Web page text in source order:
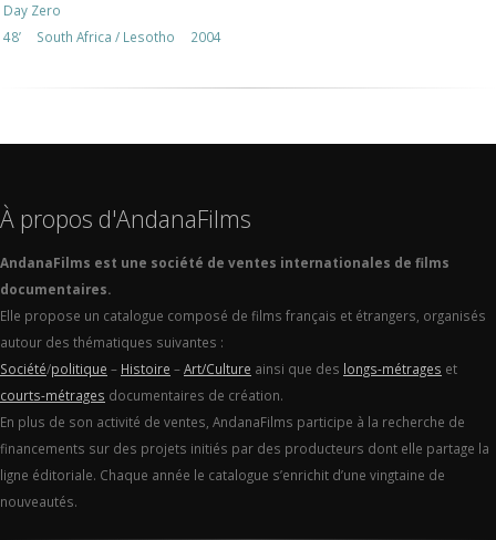
Day Zero
48’
South Africa / Lesotho 2004
À propos d'AndanaFilms
AndanaFilms est une société de ventes internationales de films
documentaires.
Elle propose un catalogue composé de films français et étrangers, organisés
autour des thématiques suivantes :
Société/politique – Histoire –Art/Culture ainsi que des longs-métrages et
courts-métrages documentaires de création.
En plus de son activité de ventes, AndanaFilms participe à la recherche de
financements sur des projets initiés par des producteurs dont elle partage la
ligne éditoriale. Chaque année le catalogue s’enrichit d’une vingtaine de
nouveautés.